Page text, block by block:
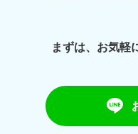
まずは、お気軽